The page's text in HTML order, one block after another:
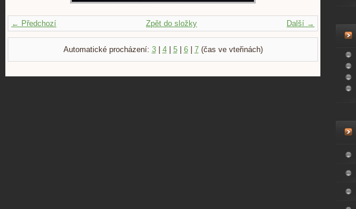
← Předchozí Další →
Zpět do složky
Automatické procházení: 3| 4| 5| 6| 7(čas ve vteřinách)